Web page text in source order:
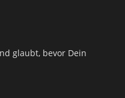
glaubt, bevor Dein